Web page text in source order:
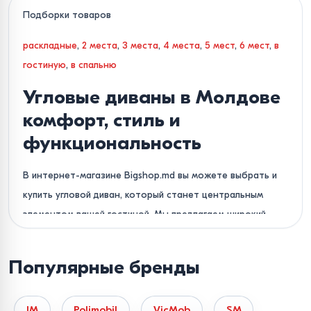
Подборки товаров
раскладные, 2 места, 3 места, 4 места, 5 мест, 6 мест, в
гостиную, в спальню
Угловые диваны в Молдове
комфорт, стиль и
функциональность
В интернет-магазине Bigshop.md вы можете выбрать и
купить угловой диван, который станет центральным
элементом вашей гостиной. Мы предлагаем широкий
представлены как классические Г-образные, так и
Популярные бренды